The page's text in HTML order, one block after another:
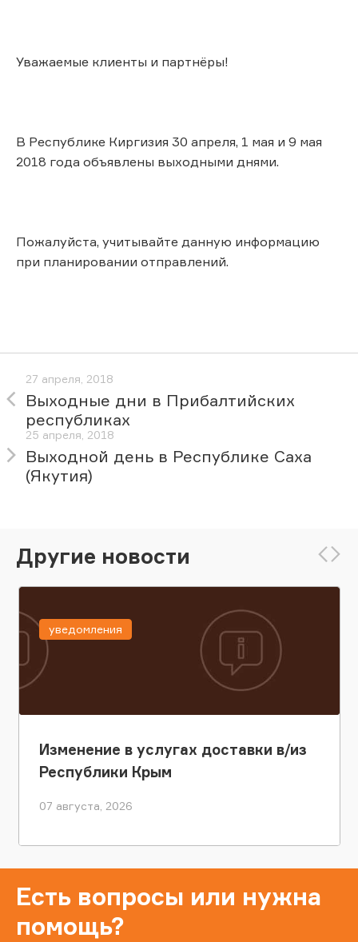
Уважаемые клиенты и партнёры!
В Республике Киргизия 30 апреля, 1 мая и 9 мая
2018 года объявлены выходными днями.
Пожалуйста, учитывайте данную информацию
при планировании отправлений.
27 апреля, 2018
Выходные дни в Прибалтийских
республиках
25 апреля, 2018
Выходной день в Республике Саха
(Якутия)
Другие новости
Изменение в услугах доставки в/из
Республики Крым
07 августа, 2026
уведомления
Есть вопросы или нужна
помощь?